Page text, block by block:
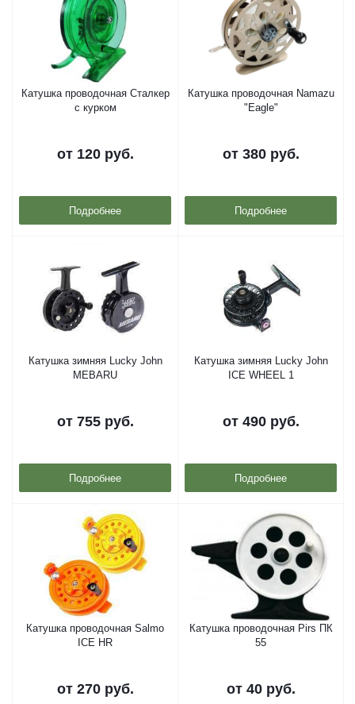
Катушка проводочная Сталкер
с курком
от 120 руб.
Подробнее
Катушка проводочная Namazu
"Eagle"
от 380 руб.
Подробнее
Катушка зимняя Lucky John
MEBARU
от 755 руб.
Подробнее
Катушка зимняя Lucky John
ICE WHEEL 1
от 490 руб.
Подробнее
Катушка проводочная Salmo
ICE HR
от 270 руб.
Катушка проводочная Pirs ПК
55
от 40 руб.